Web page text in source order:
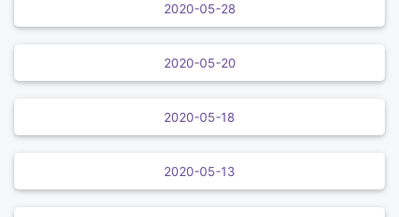
2020-05-28
2020-05-20
2020-05-18
2020-05-13